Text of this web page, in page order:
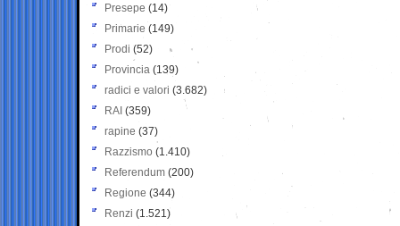
Presepe (14)
Primarie (149)
Prodi (52)
Provincia (139)
radici e valori (3.682)
RAI (359)
rapine (37)
Razzismo (1.410)
Referendum (200)
Regione (344)
Renzi (1.521)